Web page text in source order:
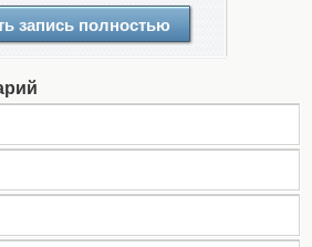
запись полностью